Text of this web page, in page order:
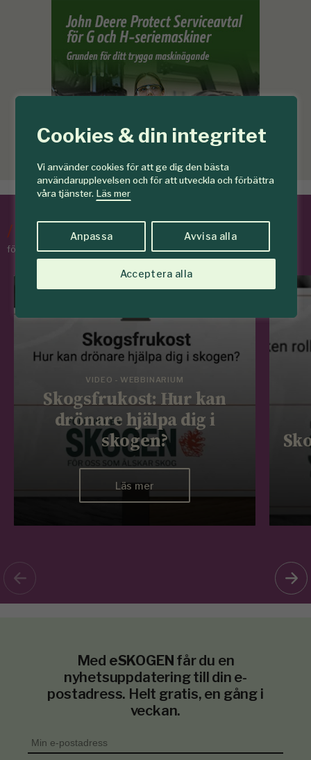
Cookies & din integritet
Vi använder cookies för att ge dig den bästa
användarupplevelsen och för att utveckla och förbättra
våra tjänster. Läs mer
Anpassa Avvisa alla
Acceptera alla
/Tips & Råd
för skogens medlemmar
VIDEO - WEBBINARIUM
Skogsfrukost: Hur kan
drönare hjälpa dig i
skogen?
Läs mer
Med eSKOGEN får du en
nyhetsuppdatering till din e-
postadress. Helt gratis, en gång i
veckan.